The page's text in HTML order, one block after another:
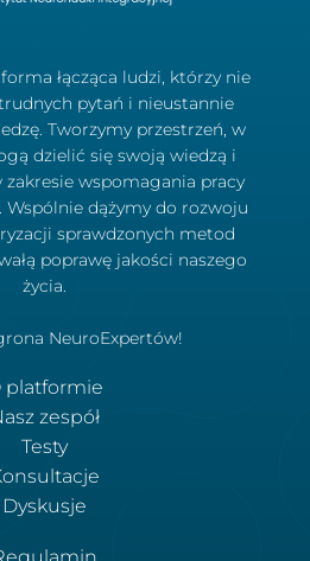
łącząca ludzi, którzy nie
pytań i nieustannie
Tworzymy przestrzeń, w
dzielić się swoją wiedzą i
wspomagania pracy
Wspólnie dążymy do rozwoju
sprawdzonych metod
poprawę jakości naszego
życia.
NeuroExpertów!
platformie
zespół
Testy
Dyskusje